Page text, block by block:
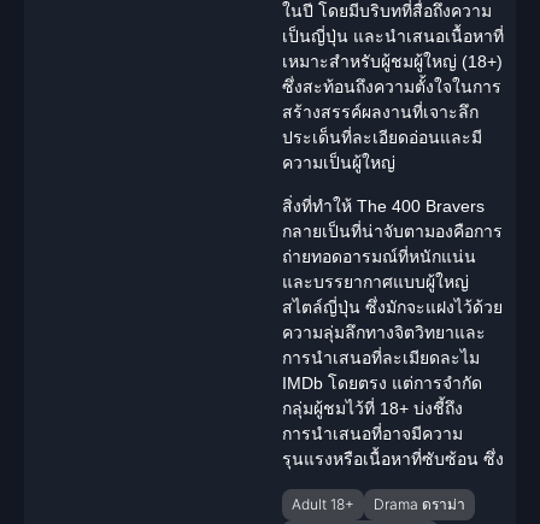
ในปี โดยมีบริบทที่สื่อถึงความ
เป็นญี่ปุ่น และนำเสนอเนื้อหาที่
เหมาะสำหรับผู้ชมผู้ใหญ่ (18+)
ซึ่งสะท้อนถึงความตั้งใจในการ
สร้างสรรค์ผลงานที่เจาะลึก
ประเด็นที่ละเอียดอ่อนและมี
ความเป็นผู้ใหญ่
สิ่งที่ทำให้ The 400 Bravers
กลายเป็นที่น่าจับตามองคือการ
ถ่ายทอดอารมณ์ที่หนักแน่น
และบรรยากาศแบบผู้ใหญ่
สไตล์ญี่ปุ่น ซึ่งมักจะแฝงไว้ด้วย
ความลุ่มลึกทางจิตวิทยาและ
การนำเสนอที่ละเมียดละไม
IMDb โดยตรง แต่การจำกัด
กลุ่มผู้ชมไว้ที่ 18+ บ่งชี้ถึง
การนำเสนอที่อาจมีความ
รุนแรงหรือเนื้อหาที่ซับซ้อน ซึ่ง
Adult 18+
Drama ดราม่า